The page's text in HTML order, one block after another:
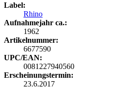
Label:
Rhino
Aufnahmejahr ca.:
1962
Artikelnummer:
6677590
UPC/EAN:
0081227940560
Erscheinungstermin:
23.6.2017